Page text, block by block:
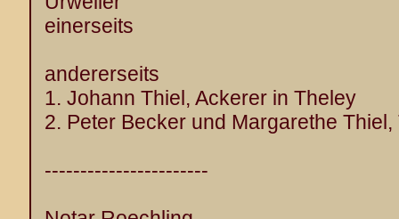
einerseits
andererseits
1. Johann Thiel, Ackerer in Theley
2. Peter Becker und Margarethe Thiel,
-----------------------